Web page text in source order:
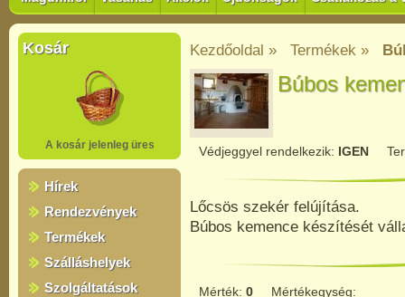
Kosár
A kosár jelenleg üres
Hírek
Rendezvények
Termékek
Szálláshelyek
Szolgáltatások
Kezdőoldal » Termékek »
Búbos
Védjeggyel rendelkezik: IGEN
Lőcsös szekér felújítása.
Búbos kemence készítését
Mérték: 0 Mértékegység: